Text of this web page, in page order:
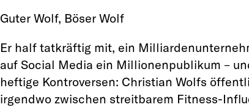
Guter Wolf, Böser Wolf
Er half tatkräftig mit, ein
auf Social Media ein Millionenpublikum –
heftige Kontroversen: Christian Wolfs
irgendwo zwischen streitbarem Fitness-